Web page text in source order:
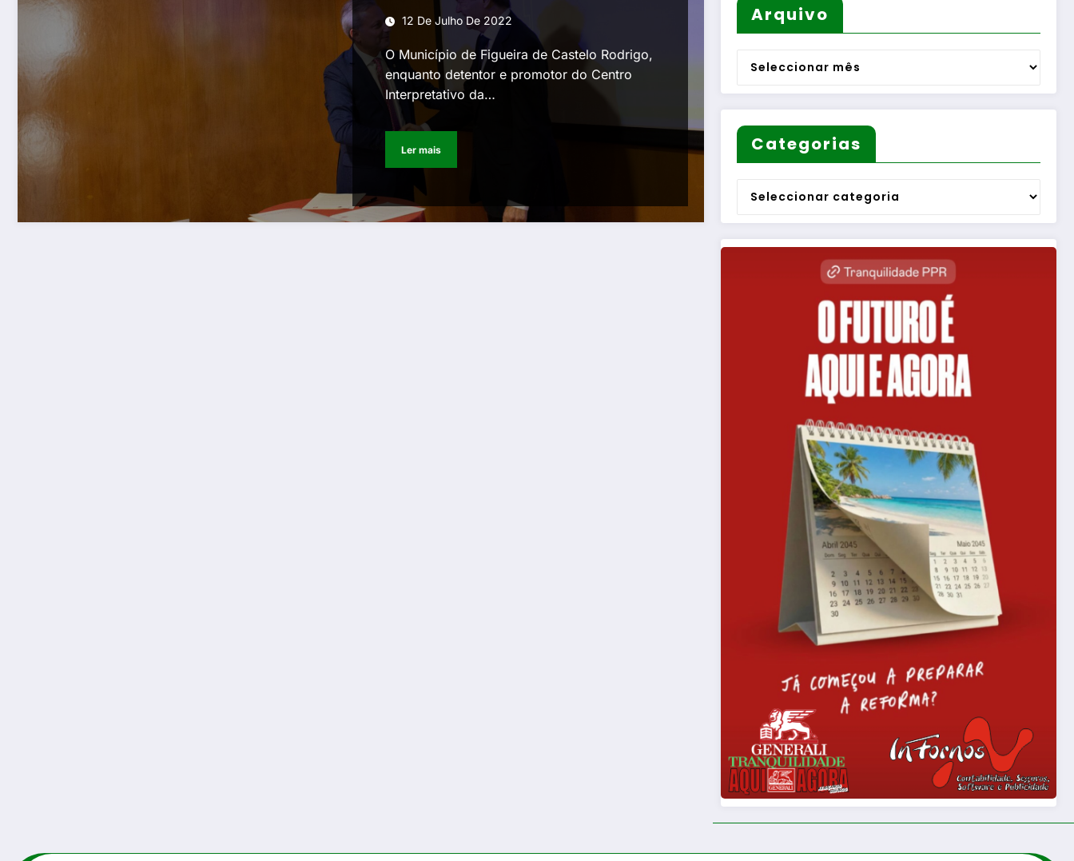
protocolo
12 De Julho De 2022
O Município de Figueira de Castelo Rodrigo,
enquanto detentor e promotor do Centro
Interpretativo da…
Ler mais
Arquivo
Arquivo
Categorias
Categorias